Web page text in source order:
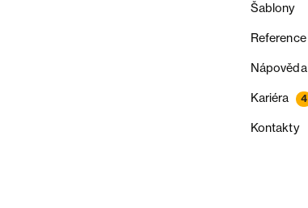
Šablony
Reference
Nápověda
Kariéra 4
Kontakty